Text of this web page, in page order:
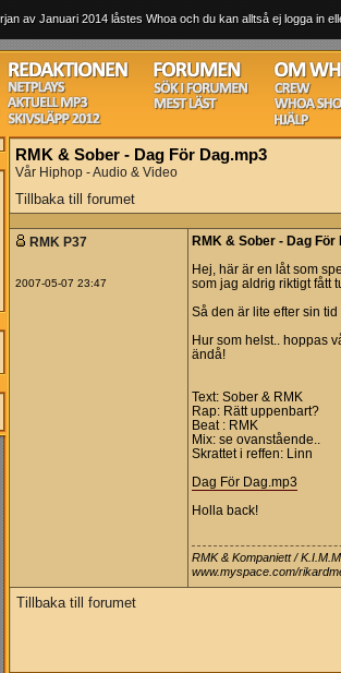
av Januari 2014 låstes Whoa och du kan alltså ej logga in
RMK & Sober - Dag För Dag.mp3
Vår Hiphop - Audio & Video
Tillbaka till forumet
RMK P37
2007-05-07 23:47
RMK & Sober - Dag För
Hej, här är en låt som
som jag aldrig riktigt fått
Så den är lite efter sin
Hur som helst.. hoppas
ändå!
Text: Sober & RMK
Rap: Rätt uppenbart?
Beat : RMK
Mix: se ovanstående..
Skrattet i reffen: Linn
Dag För Dag.mp3
Holla back!
RMK & Kompaniett / K.I.M.M
www.myspace.com/
Tillbaka till forumet